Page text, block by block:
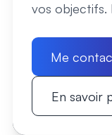
vos
Me
En savoir